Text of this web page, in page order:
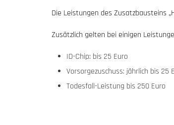
Die Leistungen des Zusatzbausteins
Zusätzlich gelten bei einigen
ID-Chip: bis 25 Euro
Vorsorgezuschuss: jährlich bis 25
Todesfall-Leistung bis 250 Euro